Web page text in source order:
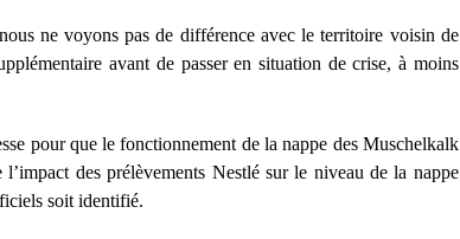
ne voyons pas de différence avec le territoire voisin de
avant de passer en situation de crise, à moins
pour que le fonctionnement de la nappe des Muschelkalk
des prélèvements Nestlé sur le niveau de la nappe
soit identifié.